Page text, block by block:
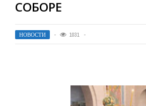
СОБОРЕ
НОВОСТИ 1031